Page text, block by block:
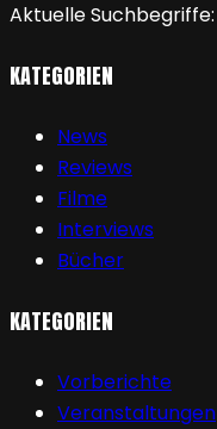
Aktuelle Suchbegriffe:
KATEGORIEN
News
Reviews
Filme
Interviews
Bücher
KATEGORIEN
Vorberichte
Veranstaltungen